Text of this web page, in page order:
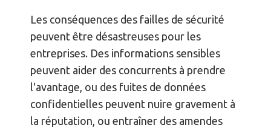
Les conséquences des failles de sécurité
peuvent être désastreuses pour les
entreprises. Des informations sensibles
peuvent aider des concurrents à prendre
l'avantage, ou des fuites de données
confidentielles peuvent nuire gravement à
la réputation, ou entraîner des amendes